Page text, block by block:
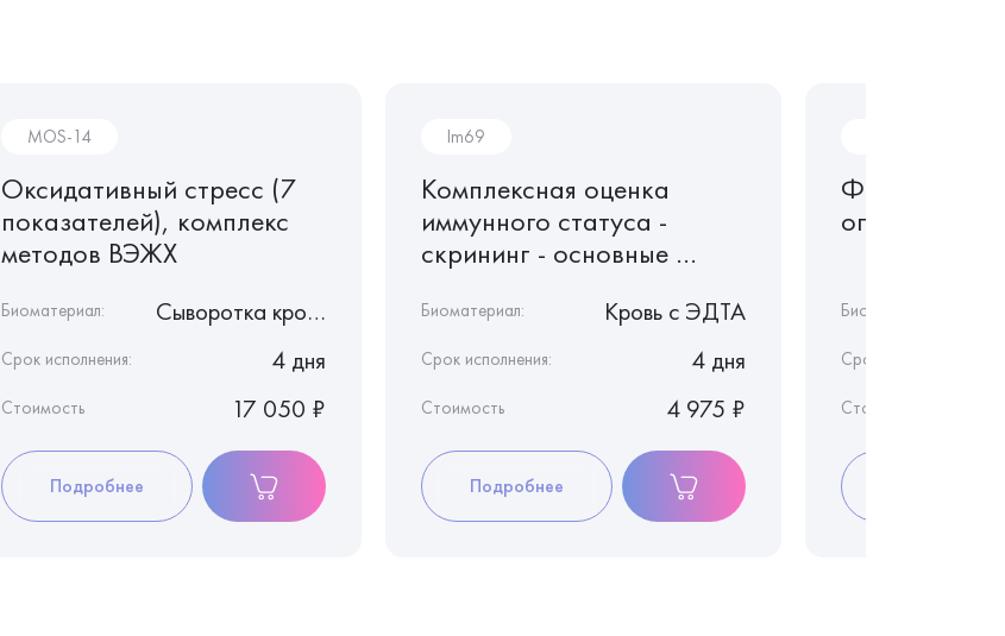
MOS-14
Оксидативный стресс (7
показателей), комплекс
методов ВЭЖХ
Биоматериал: Сыворотка крови
Срок исполнения: 4 дня
Стоимость 17 050 ₽
Подробнее
Im69
Комплексная оценка
иммунного статуса -
скрининг - основные ...
Биоматериал: Кровь c ЭДТА
Срок исполнения: 4 дня
Стоимость 4 975 ₽
Подробнее
ФНО
опухоли)
Биоматериал:
Срок исполнения:
Стоимость